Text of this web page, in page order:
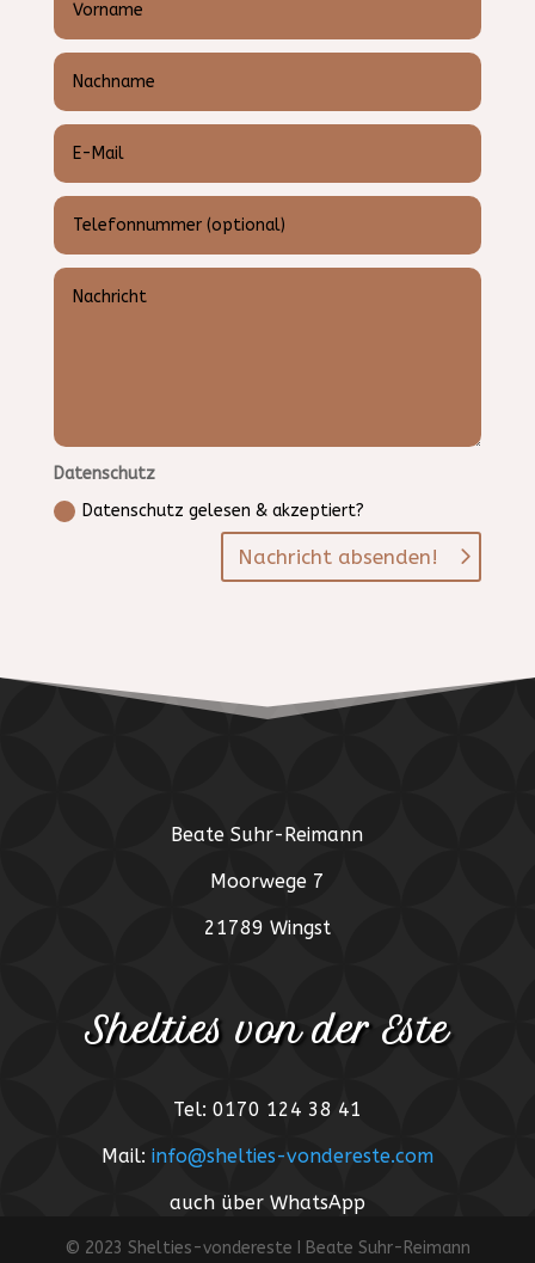
Datenschutz
Datenschutz gelesen & akzeptiert?
Nachricht absenden!
Beate Suhr-Reimann
Moorwege 7
21789 Wingst
Shelties von der Este
Tel: 0170 124 38 41
Mail: info@shelties-vondereste.com
auch über WhatsApp
© 2023 Shelties-vondereste I Beate Suhr-Reimann